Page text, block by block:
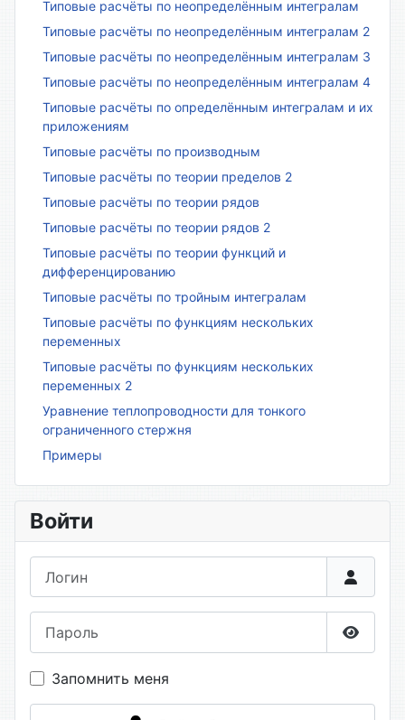
Типовые расчёты по неопределённым интегралам
Типовые расчёты по неопределённым интегралам 2
Типовые расчёты по неопределённым интегралам 3
Типовые расчёты по неопределённым интегралам 4
Типовые расчёты по определённым интегралам и их
приложениям
Типовые расчёты по производным
Типовые расчёты по теории пределов 2
Типовые расчёты по теории рядов
Типовые расчёты по теории рядов 2
Типовые расчёты по теории функций и
дифференцированию
Типовые расчёты по тройным интегралам
Типовые расчёты по функциям нескольких
переменных
Типовые расчёты по функциям нескольких
переменных 2
Уравнение теплопроводности для тонкого
ограниченного стержня
Примеры
Войти
Запомнить меня